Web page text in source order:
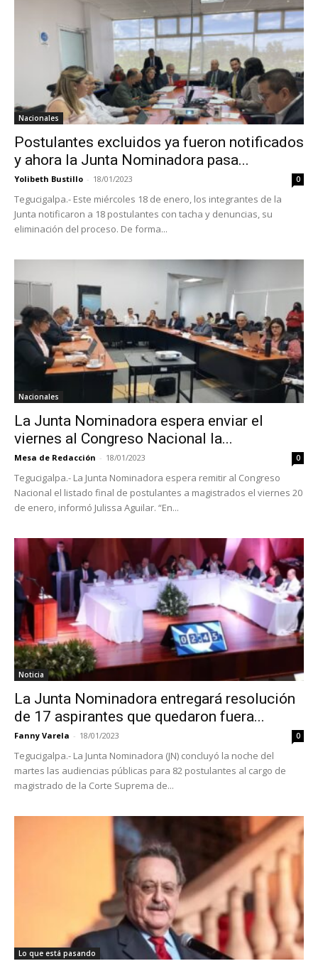
Nacionales
Postulantes excluidos ya fueron notificados
y ahora la Junta Nominadora pasa...
Yolibeth Bustillo - 18/01/2023 0
Tegucigalpa.- Este miércoles 18 de enero, los integrantes de la
Junta notificaron a 18 postulantes con tacha y denuncias, su
eliminación del proceso. De forma...
Nacionales
La Junta Nominadora espera enviar el
viernes al Congreso Nacional la...
Mesa de Redacción - 18/01/2023 0
Tegucigalpa.- La Junta Nominadora espera remitir al Congreso
Nacional el listado final de postulantes a magistrados el viernes 20
de enero, informó Julissa Aguilar. “En...
Noticia
La Junta Nominadora entregará resolución
de 17 aspirantes que quedaron fuera...
Fanny Varela - 18/01/2023 0
Tegucigalpa.- La Junta Nominadora (JN) concluyó la noche del
martes las audiencias públicas para 82 postulantes al cargo de
magistrado de la Corte Suprema de...
Lo que está pasando